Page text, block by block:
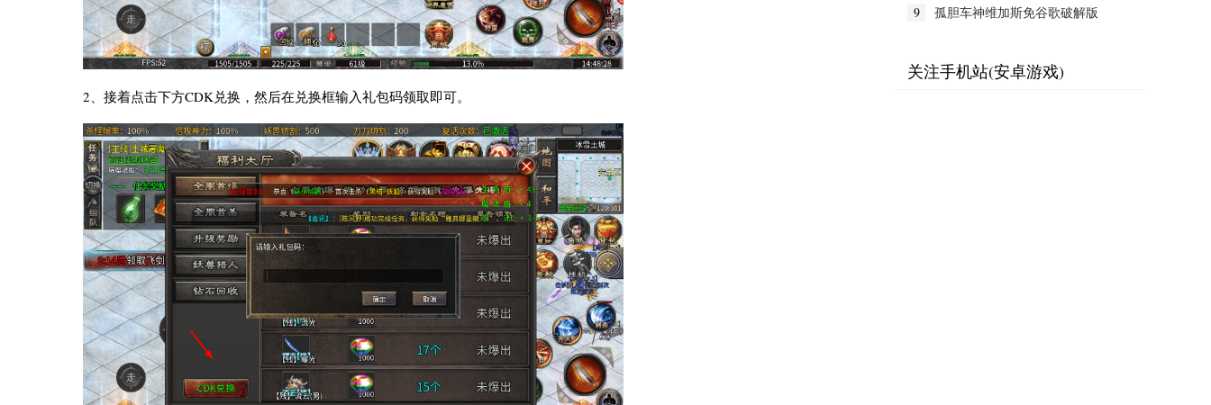
2、接着点击下方CDK兑换，然后在兑换框输入礼包码领取即可。
9
孤胆车神维加斯免谷歌破解版
关注手机站(安卓游戏)